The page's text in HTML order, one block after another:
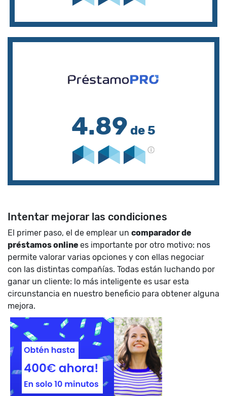
4.89 de 5
Intentar mejorar las condiciones
El primer paso, el de emplear un comparador de
préstamos online es importante por otro motivo: nos
permite valorar varias opciones y con ellas negociar
con las distintas compañías. Todas están luchando por
ganar un cliente: lo más inteligente es usar esta
circunstancia en nuestro beneficio para obtener alguna
mejora.